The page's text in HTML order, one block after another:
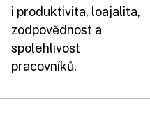
i produktivita, loajalita,
zodpovědnost a
spolehlivost
pracovníků.